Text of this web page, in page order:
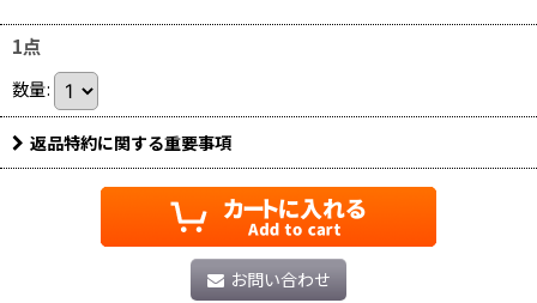
1点
数量:
返品特約に関する重要事項
お問い合わせ